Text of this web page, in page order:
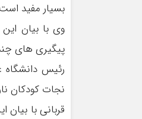
بسیار مفید
پیگیری های
رئیس دانشگاه
نجات کودکان
قربانی با